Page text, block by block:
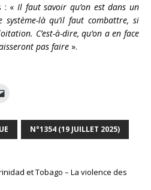
: « Il faut savoir qu’on est dans un
système-là qu’il faut combattre, si
C’est-à-dire, qu’on a en face
pas faire ».
N°1354 (19 JUILLET 2025)
et Tobago – La violence des